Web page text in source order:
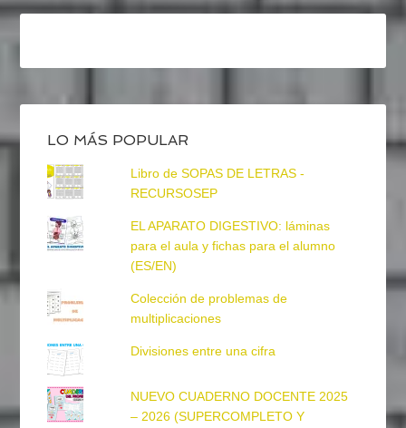
LO MÁS POPULAR
Libro de SOPAS DE LETRAS -
RECURSOSEP
EL APARATO DIGESTIVO: láminas
para el aula y fichas para el alumno
(ES/EN)
Colección de problemas de
multiplicaciones
Divisiones entre una cifra
NUEVO CUADERNO DOCENTE 2025
– 2026 (SUPERCOMPLETO Y